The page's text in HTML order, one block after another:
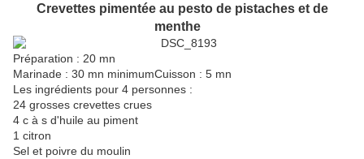
Crevettes pimentée au pesto de pistaches et de
menthe
Préparation : 20 mn
Marinade : 30 mn minimumCuisson : 5 mn
Les ingrédients pour 4 personnes :
24 grosses crevettes crues
4 c à s d'huile au piment
1 citron
Sel et poivre du moulin